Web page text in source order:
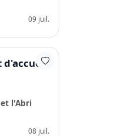
09 juil.
d'accueil
l'Abri
08 juil.